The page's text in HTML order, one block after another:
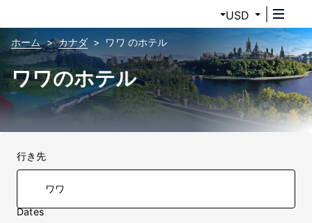
USD
ホーム カナダ ワワ のホテル
ワワのホテル
行き先
Dates